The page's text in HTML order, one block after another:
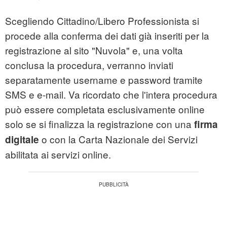
Scegliendo Cittadino/Libero Professionista si
procede alla conferma dei dati già inseriti per la
registrazione al sito "Nuvola" e, una volta
conclusa la procedura, verranno inviati
separatamente username e password tramite
SMS e e-mail. Va ricordato che l'intera procedura
può essere completata esclusivamente online
solo se si finalizza la registrazione con una firma
digitale o con la Carta Nazionale dei Servizi
abilitata ai servizi online.